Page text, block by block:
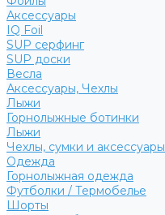
Аксессуары
IQ Foil
SUP серфинг
SUP доски
Весла
Аксессуары, Чехлы
Лыжи
Горнолыжные ботинки
Лыжи
Чехлы, сумки и аксессуары
Одежда
Горнолыжная одежда
Футболки / Термобелье
Шорты